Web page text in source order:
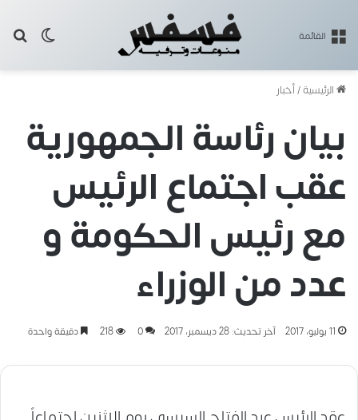
القائمة
الرئيسية/أخبار
بيان رئاسة الجمهورية
عقب اجتماع الرئيس
مع رئيس الحكومة و
عدد من الوزراء
11 يوليو، 2017 آخر تحديث: 28 ديسمبر، 2017 0
218 دقيقة واحدة